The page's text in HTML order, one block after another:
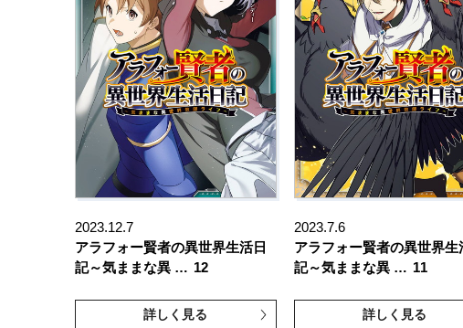
2023.12.7
アラフォー賢者の異世界生活日
記～気ままな異 … 12
詳しく見る
2023.7.6
アラフォー賢者の異世界生
記～気ままな異 … 11
詳しく見る